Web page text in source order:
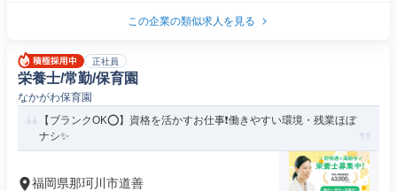
この企業の類似求人を見る
正社員
栄養士/常勤/保育園
なかがわ保育園
【ブランクOK⭕️】資格を活かすお仕事❗️働きやすい環境・残業ほぼ
ナシ✨
福岡県那珂川市道善